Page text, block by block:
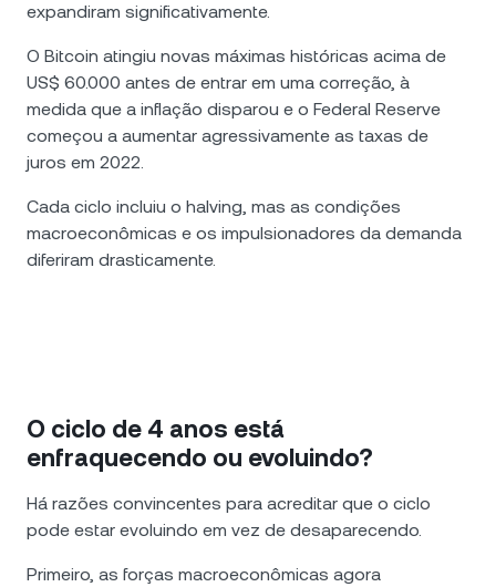
expandiram significativamente.
O Bitcoin atingiu novas máximas históricas acima de
US$ 60.000 antes de entrar em uma correção, à
medida que a inflação disparou e o Federal Reserve
começou a aumentar agressivamente as taxas de
juros em 2022.
Cada ciclo incluiu o halving, mas as condições
macroeconômicas e os impulsionadores da demanda
diferiram drasticamente.
O ciclo de 4 anos está
enfraquecendo ou evoluindo?
Há razões convincentes para acreditar que o ciclo
pode estar evoluindo em vez de desaparecendo.
Primeiro, as forças macroeconômicas agora